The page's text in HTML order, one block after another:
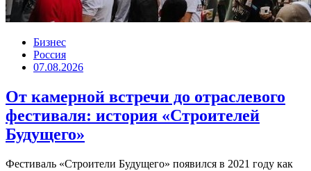
Бизнес
Россия
07.08.2026
От камерной встречи до отраслевого
фестиваля: история «Строителей
Будущего»
Фестиваль «Строители Будущего» появился в 2021 году как